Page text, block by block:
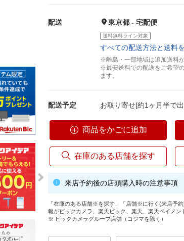
配送 東京都 - 宅配便
送料無料ライン対象
すべての配送方法と送料
※離島・一部地域は追加送料
※最安送料での配送をご希望
ます。
配送予定 お取り寄せ[約1ヶ月半で
商品をかごに追加
在庫のある店舗を探す
来店予約後の店頭購入時の注意事項
「在庫のある店舗※を探す」「店舗※に行く(来店予
報がビックカメラ、楽天ビック、楽天、楽天ペイメン
※ ビックカメラグループ店舗（コジマを除く）